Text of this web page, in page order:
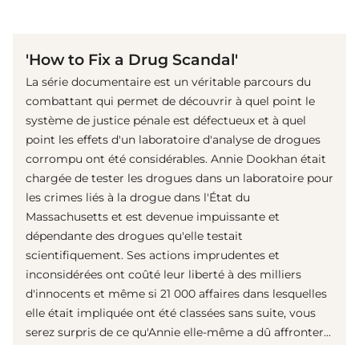
'How to Fix a Drug Scandal'
La série documentaire est un véritable parcours du
combattant qui permet de découvrir à quel point le
système de justice pénale est défectueux et à quel
point les effets d'un laboratoire d'analyse de drogues
corrompu ont été considérables. Annie Dookhan était
chargée de tester les drogues dans un laboratoire pour
les crimes liés à la drogue dans l'État du
Massachusetts et est devenue impuissante et
dépendante des drogues qu'elle testait
scientifiquement. Ses actions imprudentes et
inconsidérées ont coûté leur liberté à des milliers
d'innocents et même si 21 000 affaires dans lesquelles
elle était impliquée ont été classées sans suite, vous
serez surpris de ce qu'Annie elle-même a dû affronter...